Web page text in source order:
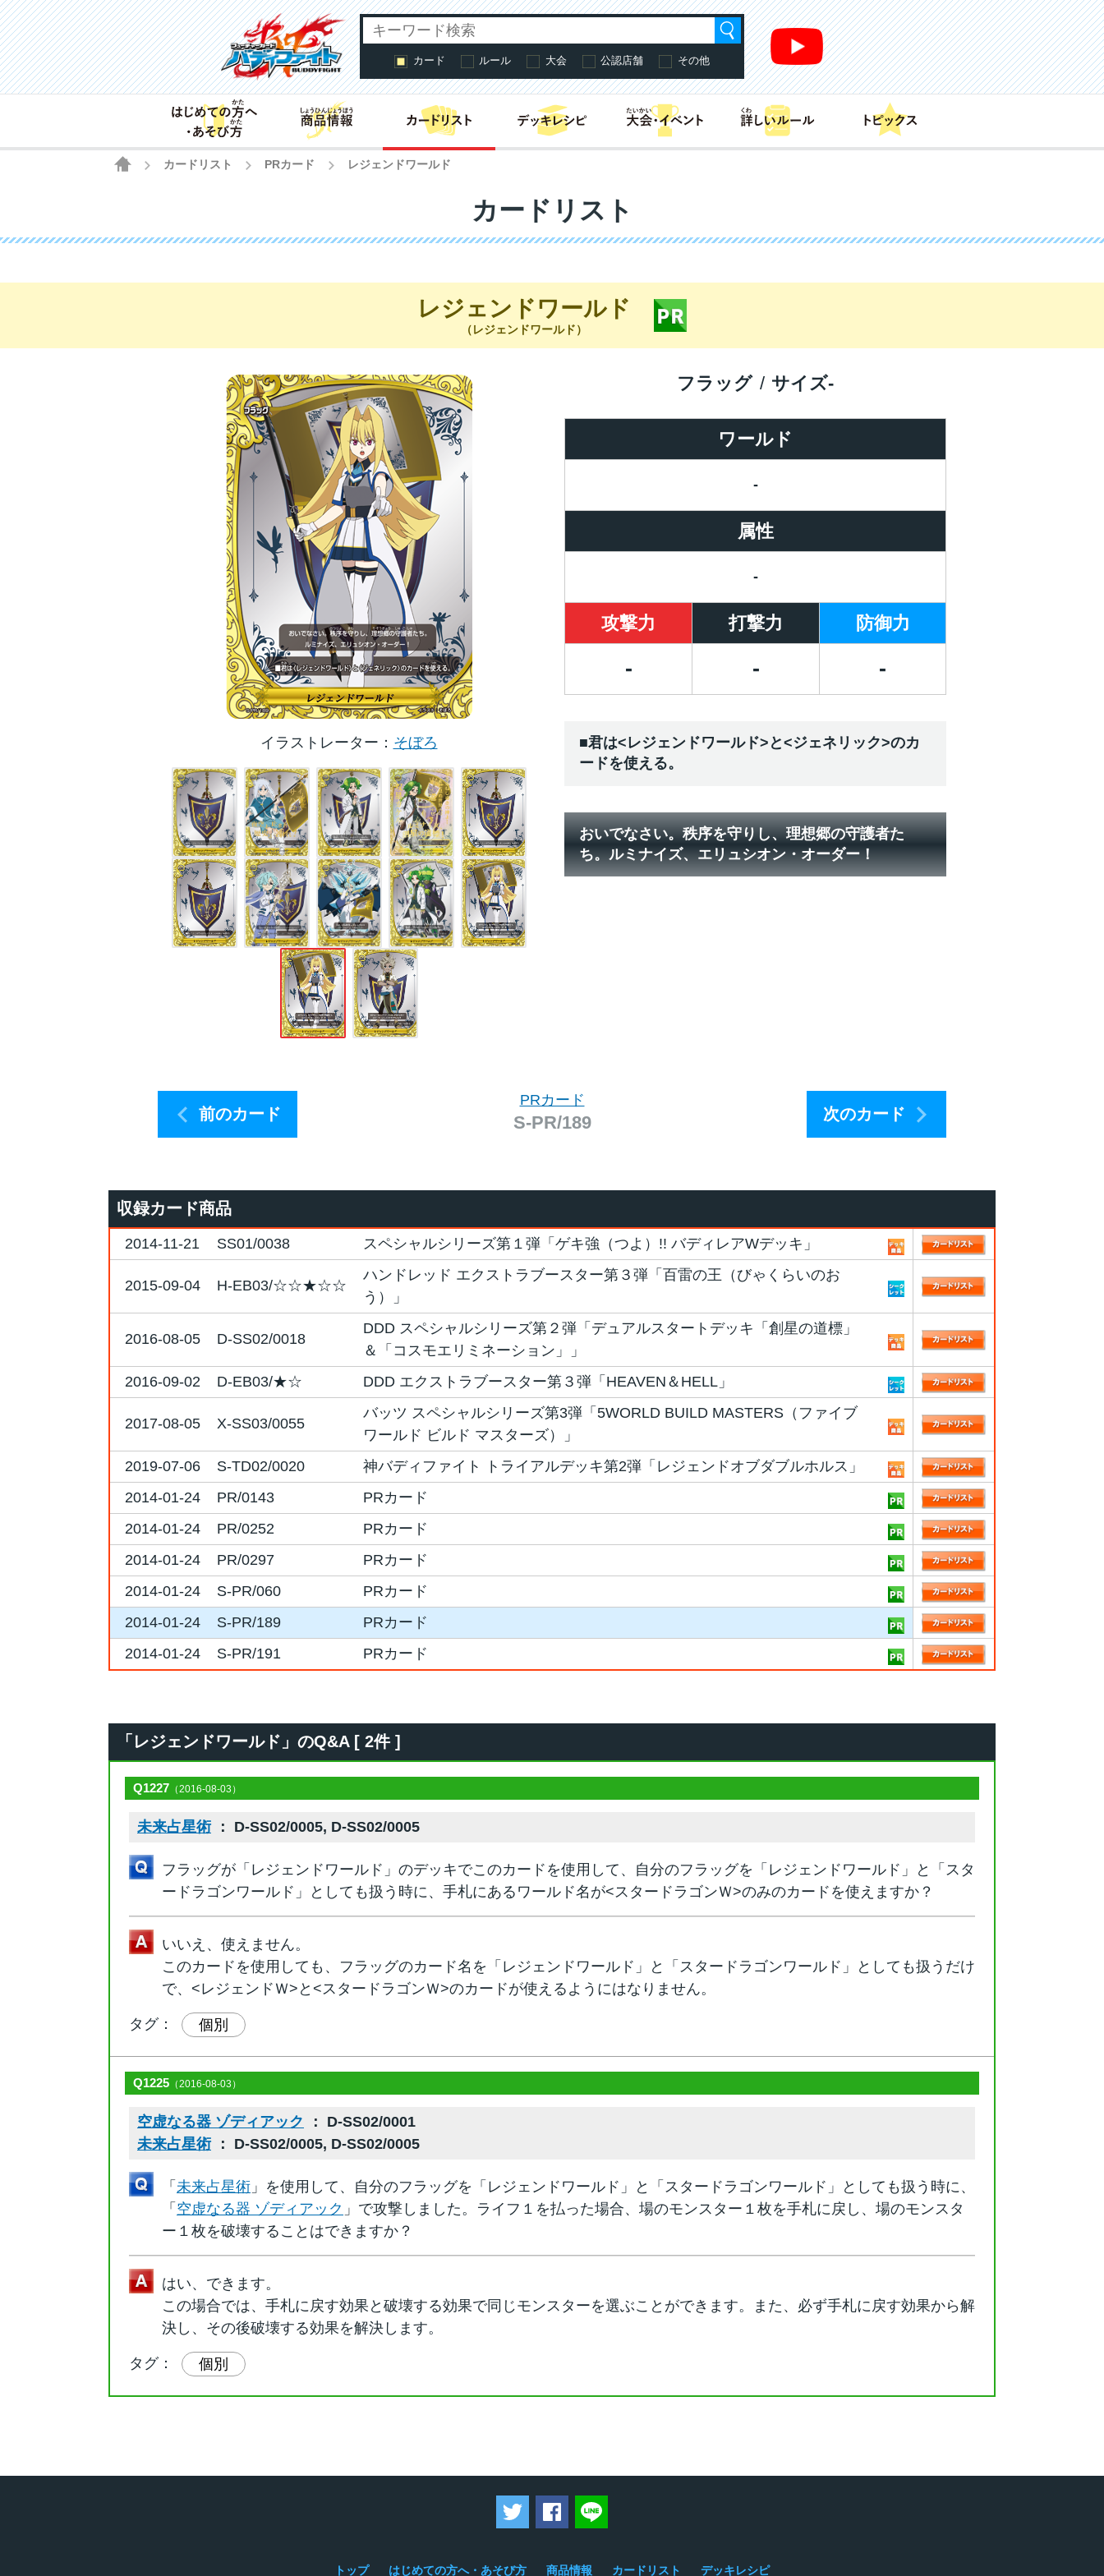
カード ルール 大会 公認店舗 その他
はじめての方へ・あそび方商品情報 カードリスト
HOME
カードリスト PRカード レジェンドワールド
カードリスト
レジェンドワールド
（レジェンドワールド）
イラストレーター そぼろ
ワールド
-
フラッグ サイズ-
属性
-
攻撃力 打撃力 防御力
- - -
■君は<レジェンドワールド>と<ジェネリック>のカ
ードを使える。
おいでなさい。秩序を守りし、理想郷の守護者た
ち。ルミナイズ、エリュシオン・オーダー！
前のカード
PRカード
S-PR/189 次のカード
収録カード商品
2014-11-21 SS01/0038 スペシャルシリーズ第１弾「ゲキ強（つよ）!! バディレアWデッキ」
2015-09-04 H-EB03/☆☆★☆☆
ハンドレッド エクストラブースター第３弾「百雷の王（びゃくらいのお
う）」
2016-08-05 D-SS02/0018
DDD スペシャルシリーズ第２弾「デュアルスタートデッキ「創星の道標」
＆「コスモエリミネーション」」
2016-09-02
D-EB03/★☆ DDD エクストラブースター第３弾「HEAVEN＆HELL」
2017-08-05 X-SS03/0055
バッツ スペシャルシリーズ第3弾「5WORLD BUILD MASTERS（ファイブ
ワールド ビルド マスターズ）」
2019-07-06
S-TD02/0020
神バディファイト トライアルデッキ第2弾「レジェンドオブダブルホルス」
2014-01-24
PR/0143
PRカード
2014-01-24
PR/0252
PRカード
2014-01-24
PR/0297
PRカード
2014-01-24
S-PR/060
PRカード
2014-01-24
S-PR/189
PRカード
2014-01-24
S-PR/191 PRカード
「レジェンドワールド」のQ&A [ 2件 ]
Q1227 （2016-08-03）
未来占星術： D-SS02/0005, D-SS02/0005
フラッグが「レジェンドワールド」のデッキでこのカードを使用して、自分のフラッグを「レジェンドワールド」と「スタ
ードラゴンワールド」としても扱う時に、手札にあるワールド名が<スタードラゴンＷ>のみのカードを使えますか？
いいえ、使えません。
このカードを使用しても、フラッグのカード名を「レジェンドワールド」と「スタードラゴンワールド」としても扱うだけ
で、<レジェンドＷ>と<スタードラゴンＷ>のカードが使えるようにはなりません。
タグ： 個別
Q1225 （2016-08-03）
空虚なる器 ゾディアック ： D-SS02/0001
未来占星術： D-SS02/0005, D-SS02/0005
「 未来占星術 」を使用して、自分のフラッグを「レジェンドワールド」と「スタードラゴンワールド」としても扱う時に、
「 空虚なる器 ゾディアック 」で攻撃しました。ライフ１を払った場合、場のモンスター１枚を手札に戻し、場のモンスタ
ー１枚を破壊することはできますか？
はい、できます。
この場合では、手札に戻す効果と破壊する効果で同じモンスターを選ぶことができます。また、必ず手札に戻す効果から解
決し、その後破壊する効果を解決します。
タグ： 個別
ツイートするFacebookでシェアする
トップ はじめての方へ・あそび方 商品情報 カードリスト デッキレシピ